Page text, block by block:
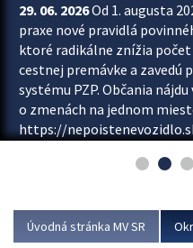
29. 06. 2026Od 1. augusta
praxe nové pravidlá
ktoré radikálne znížia
cestnej premávke a zavedú
systému PZP. Občania
o zmenách na jednom
https://
asociácie poisťovní
Viac
Úvodná stránka MV SR